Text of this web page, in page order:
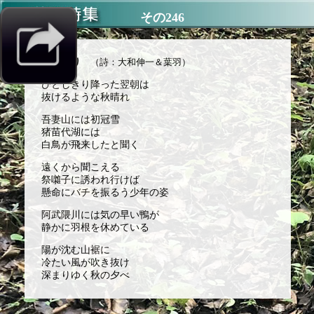
その246
秋祭り （詩：大和伸一＆葉羽）
ひとしきり降った翌朝は
抜けるような秋晴れ
吾妻山には初冠雪
猪苗代湖には
白鳥が飛来したと聞く
遠くから聞こえる
祭囃子に誘われ行けば
懸命にバチを振るう少年の姿
阿武隈川には気の早い鴨が
静かに羽根を休めている
陽が沈む山裾に
冷たい風が吹き抜け
深まりゆく秋の夕べ